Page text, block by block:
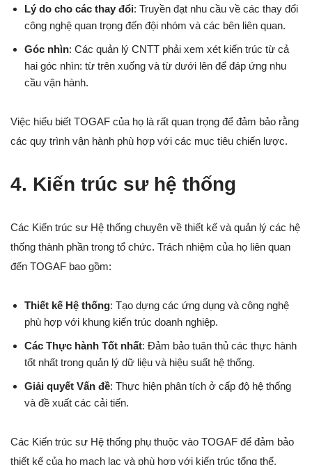
Lý do cho các thay đổi: Truyền đạt nhu cầu về các thay đổi
công nghệ quan trọng đến đội nhóm và các bên liên quan.
Góc nhìn: Các quản lý CNTT phải xem xét kiến trúc từ cả
hai góc nhìn: từ trên xuống và từ dưới lên để đáp ứng nhu
cầu vận hành.
Việc hiểu biết TOGAF của họ là rất quan trọng để đảm bảo rằng
các quy trình vận hành phù hợp với các mục tiêu chiến lược.
4. Kiến trúc sư hệ thống
Các Kiến trúc sư Hệ thống chuyên về thiết kế và quản lý các hệ
thống thành phần trong tổ chức. Trách nhiệm của họ liên quan
đến TOGAF bao gồm:
Thiết kế Hệ thống: Tạo dựng các ứng dụng và công nghệ
phù hợp với khung kiến trúc doanh nghiệp.
Các Thực hành Tốt nhất: Đảm bảo tuân thủ các thực hành
tốt nhất trong quản lý dữ liệu và hiệu suất hệ thống.
Giải quyết Vấn đề: Thực hiện phân tích ở cấp độ hệ thống
và đề xuất các cải tiến.
Các Kiến trúc sư Hệ thống phụ thuộc vào TOGAF để đảm bảo
thiết kế của họ mạch lạc và phù hợp với kiến trúc tổng thể.